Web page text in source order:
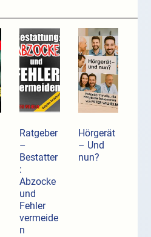
Ratgeber
–
Bestatter
:
Abzocke
und
Fehler
vermeide
n
Hörgerät
– Und
nun?